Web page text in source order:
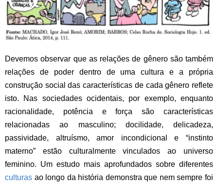
Devemos observar que as relações de gênero são também
relações de poder dentro de uma cultura e a própria
construção social das características de cada gênero reflete
isto. Nas sociedades ocidentais, por exemplo, enquanto
racionalidade, potência e força são características
relacionadas ao masculino; docilidade, delicadeza,
passividade, altruísmo, amor incondicional e “instinto
materno” estão culturalmente vinculados ao universo
feminino. Um estudo mais aprofundados sobre diferentes
culturas ao longo da história demonstra que nem sempre foi